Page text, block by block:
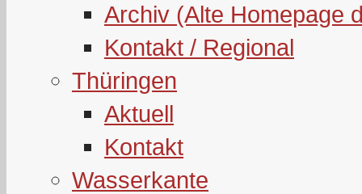
Archiv (Alte Homepage
Kontakt / Regional
Thüringen
Aktuell
Kontakt
Wasserkante